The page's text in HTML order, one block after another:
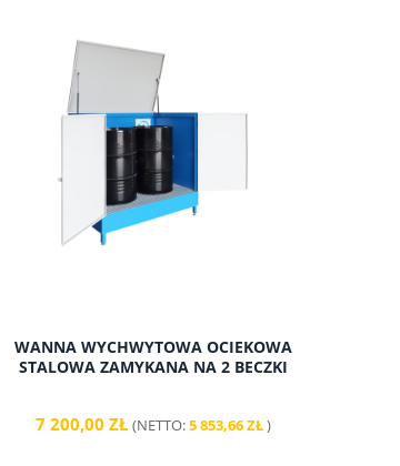
do koszyka
WANNA WYCHWYTOWA OCIEKOWA
STALOWA ZAMYKANA NA 2 BECZKI
7 200,00 ZŁ (NETTO:5 853,66 ZŁ)